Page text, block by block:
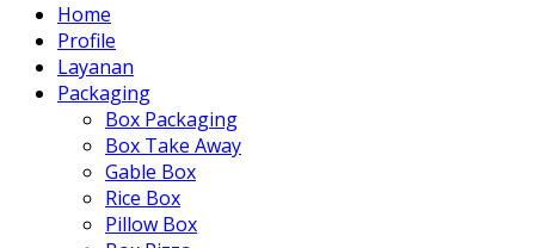
Home
Profile
Layanan
Packaging
Box Packaging
Box Take Away
Gable Box
Rice Box
Pillow Box